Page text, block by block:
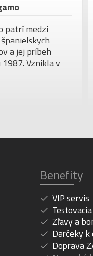
patrí medzi
a jej príbeh
1987. Vznikla v
Benefity
VIP servis
Zľavy a
Darčeky k
Doprava